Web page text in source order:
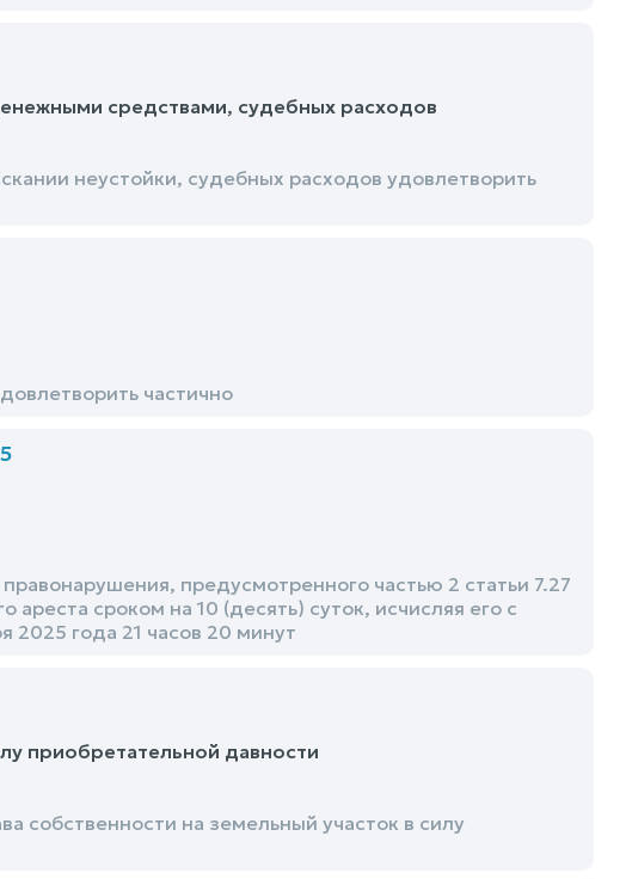
средствами, судебных расходов
неустойки, судебных расходов удовлетворить
частично
предусмотренного частью 2 статьи 7.27
сроком на 10 (десять) суток, исчисляя его с
2025 года 21 часов 20 минут
приобретательной давности
на земельный участок в силу